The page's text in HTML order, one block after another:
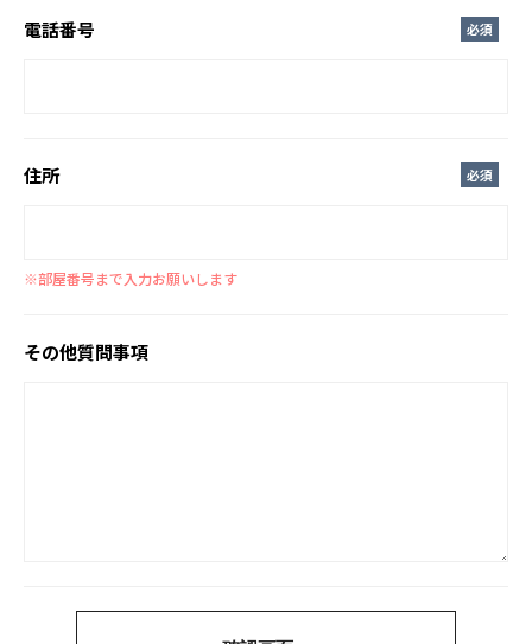
電話番号 必須
住所 必須
※部屋番号まで入力お願いします
その他質問事項